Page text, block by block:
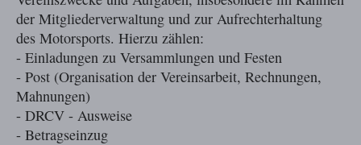
der Mitgliederverwaltung und zur Aufrechterhaltung
des Motorsports. Hierzu zählen:
- Einladungen zu Versammlungen und Festen
- Post (Organisation der Vereinsarbeit, Rechnungen,
Mahnungen)
- DRCV - Ausweise
- Betragseinzug